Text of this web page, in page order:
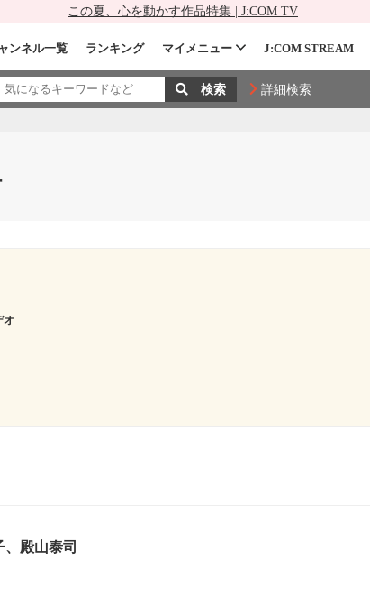
この夏、心を動かす作品特集 | J:COM TV
ンネル一覧 ランキング マイメニュー J:COM STREAM
詳細検索
殿山泰司